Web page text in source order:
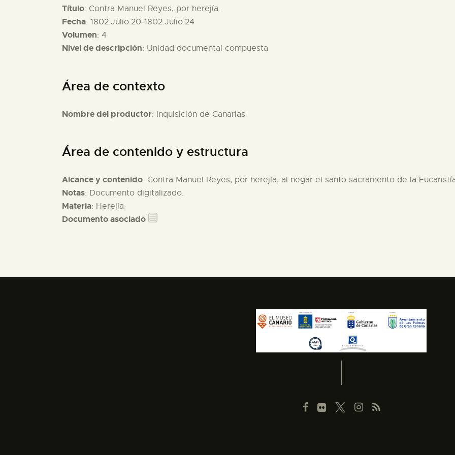
Título: Contra Manuel Reyes, por herejía.
Fecha: 1802.Julio.20-1802.Julio.24
Volumen: 4
Nivel de descripción: Unidad documental compuesta
Área de contexto
Nombre del productor: Inquisición de Canarias
Área de contenido y estructura
Alcance y contenido: Contra Manuel Reyes, por herejía, al negar el santo sacramento de la
Notas: Documento digitalizado.
Materia: Herejía
Documento asociado